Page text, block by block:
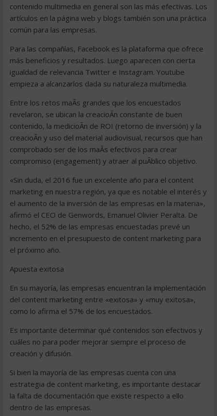
contenido multimedia en general son las más efectivas. Los
artículos en la página web y blogs también son una práctica
común para las empresas.
Para las compañías, Facebook es la plataforma que ofrece
más beneficios y resultados. Luego aparecen con cierta
igualdad de relevancia Twitter e Instagram. Youtube
empieza a alcanzarlos dada su naturaleza multimedia.
Entre los retos maÃs grandes que los encuestados
revelaron, se ubican la creacioÃn constante de buen
contenido, la medicioÃn de ROI (retorno de inversión) y la
creacioÃn y uso del material audiovisual, recursos que han
comprobado ser de los maÃs efectivos para crear
compromiso (engagement) y atraer al puÃblico objetivo.
«Sin duda, el 2016 fue un excelente año para el content
marketing en nuestra región, ya que es notable el interés y
el aumento de la inversión de las empresas en la materia»,
afirmó el CEO de Genwords, Emanuel Olivier Peralta. De
hecho, el 52% de las empresas encuestadas prevé un
incremento en el presupuesto de content marketing para
el próximo año.
Apuesta exitosa
En su mayoría, las empresas encuentran la implementación
del content marketing entre «exitosa» y «muy exitosa»,
como lo afirma el 57% de los encuestados.
Es importante determinar qué contenidos son efectivos y
cuáles no para poder mejorar siempre el proceso de
creación y difusión.
Si bien la mayoría de las empresas cuenta con una
estrategia de content marketing, es importante destacar
la falta de documentación que existe respecto a ello
dentro de las empresas.